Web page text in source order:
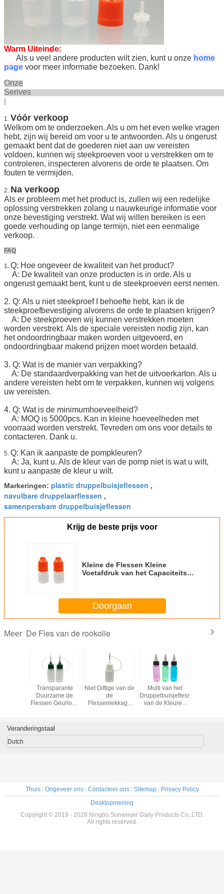
Warm Uiteinde:
Als u veel andere producten wilt zien, kunt u onze home
page voor meer informatie bezoeken. Dank!
Onze
1. Vóór verkoop
Welkom om te onderzoeken. Als u om het even welke vragen
hebt, zijn wij bereid om voor u te antwoorden. Als u ongerust
gemaakt bent dat de goederen niet aan uw vereisten
voldoen, kunnen wij steekproeven voor u verstrekken om te
controleren, inspecteren alvorens de orde te plaatsen. Om
fouten te vermijden.
2. Na verkoop
Als er probleem met het product is, zullen wij een redelijke
oplossing verstrekken zolang u nauwkeurige informatie voor
onze bevestiging verstrekt. Wat wij willen bereiken is een
goede verhouding op lange termijn, niet een eenmalige
verkoop.
FAQ
1. Q: Hoe ongeveer de kwaliteit van het product?
A: De kwaliteit van onze producten is in orde. Als u
ongerust gemaakt bent, kunt u de steekproeven eerst nemen.
2. Q: Als u niet steekproef I behoefte hebt, kan ik de
steekproefbevestiging alvorens de orde te plaatsen krijgen?
A: De steekproeven wij kunnen verstrekken moeten
worden verstrekt. Als de speciale vereisten nodig zijn, kan
het ondoordringbaar maken worden uitgevoerd, en
ondoordringbaar makend prijzen moet worden betaald.
3. Q: Wat is de manier van verpakking?
A: De standaardverpakking van het de uitvoerkarton. Als u
andere vereisten hebt om te verpakken, kunnen wij volgens
uw vereisten.
4. Q: Wat is de minimumhoeveelheid?
A: MOQ is 5000pcs. Kan in kleine hoeveelheden met
voorraad worden verstrekt. Tevreden om ons voor details te
contacteren. Dank u.
5. Q: Kan ik aanpaste de pompkleuren?
A: Ja, kunt u. Als de kleur van de pomp niet is wat u wilt,
kunt u aanpaste de kleur u wilt.
Markeringen: plastic druppelbuisjeflessen ,
navulbare druppelaarflessen ,
samenpersbare druppelbuisjeflessen
Krijg de beste prijs voor
Kleine de Flessen Kleine
Voetafdruk van het Capaciteits
Doorgaan
Meer De Fles van de rookolie
de
Transparante
Duurzame de
Flessen Geurloze
Stabiliteit van de
Rookolie
Niet Giftige van de
de
Flessenlekkage
Kosmetische
Multi van het
Druppelbuisjeflessen
van de Kleuren
met
Veranderingstaal
Dutch
Thuis| Ongeveer ons| Contacteer ons| Sitemap|
Privacy Policy
Desktopmening
Copyright © 2019 - 2026 Ningbo Sunwinjer Daily Products Co,.LTD.
All rights reserved.